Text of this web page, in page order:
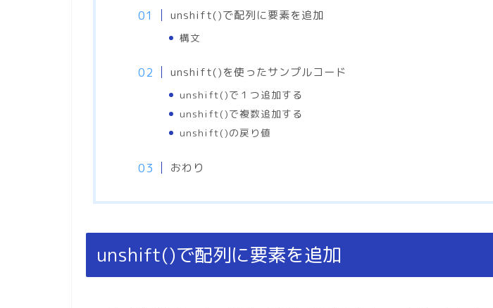
unshift()で配列に要素を追加
構文
unshift()を使ったサンプルコード
unshift()で１つ追加する
unshift()で複数追加する
unshift()の戻り値
おわり
unshift()で配列に要素を追加